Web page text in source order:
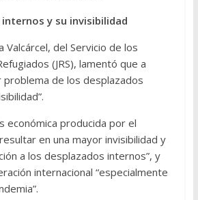
y su invisibilidad
Valcárcel, del Servicio de los
(JRS), lamentó que a
problema de los desplazados
económica producida por el
en una mayor invisibilidad y
a los desplazados internos”, y
internacional “especialmente